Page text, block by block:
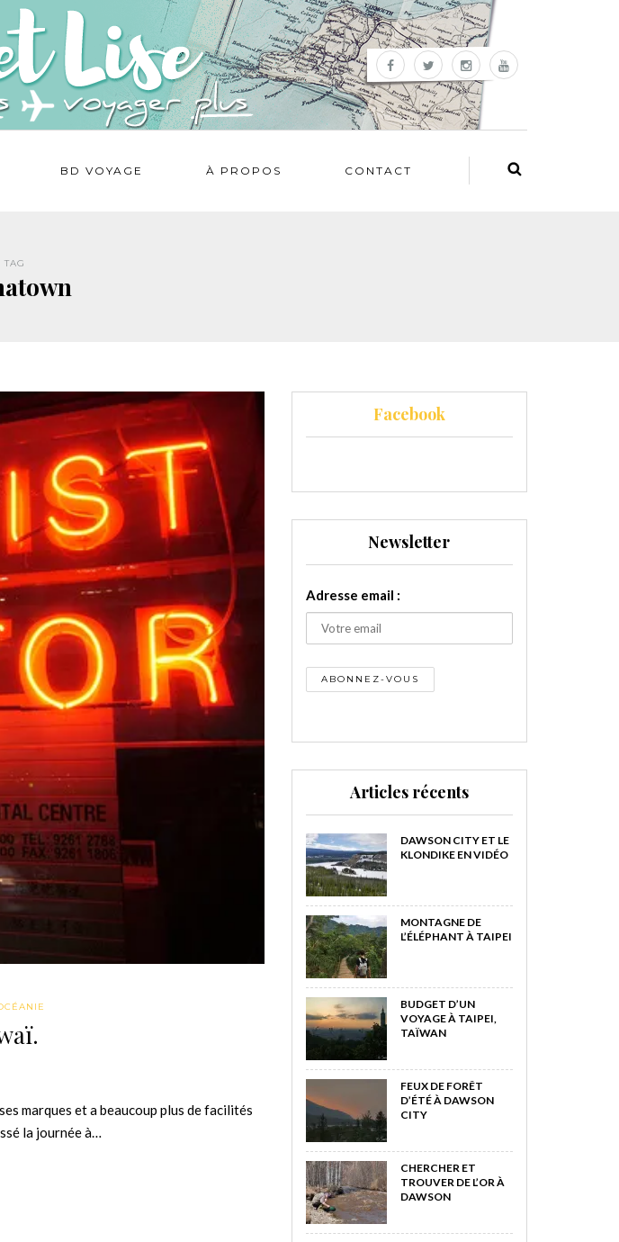
BD VOYAGE À PROPOS CONTACT
TAG
marques et a beaucoup plus de facilités
la journée à…
Facebook
Newsletter
Adresse email :
Articles récents
DAWSON CITY ET LE
KLONDIKE EN VIDÉO
MONTAGNE DE
L’ÉLÉPHANT À TAIPEI
BUDGET D’UN
VOYAGE À TAIPEI,
TAÏWAN
FEUX DE FORÊT
D’ÉTÉ À DAWSON
CITY
CHERCHER ET
TROUVER DE L’OR À
DAWSON